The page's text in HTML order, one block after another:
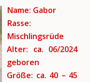
Name: Gabor
Rasse:
Mischlingsrüde
Alter: ca. 06/2024
geboren
Größe: ca. 40 – 45